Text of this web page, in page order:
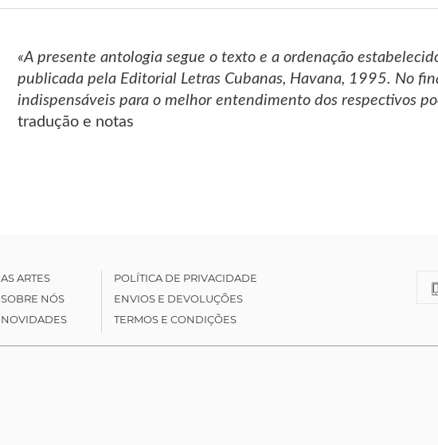
«A presente antologia segue o texto e a ordenação
publicada pela Editorial Letras Cubanas, Havana, 1995. No
indispensáveis para o melhor entendimento dos respectivos
tradução e notas
AS ARTES
SOBRE NÓS
NOVIDADES
POLÍTICA DE PRIVACIDADE
ENVIOS E DEVOLUÇÕES
TERMOS E CONDIÇÕES